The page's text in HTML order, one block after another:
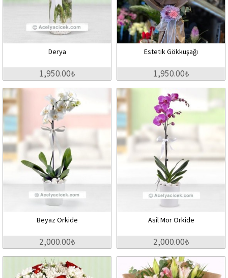
Derya
1,950.00₺
Estetik Gökkuşağı
1,950.00₺
Beyaz Orkide
2,000.00₺
Asil Mor Orkide
2,000.00₺